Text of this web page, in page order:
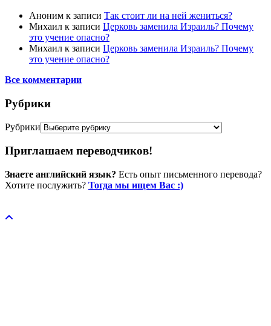
Аноним к записи Так стоит ли на ней жениться?
Михаил к записи Церковь заменила Израиль? Почему
это учение опасно?
Михаил к записи Церковь заменила Израиль? Почему
это учение опасно?
Все комментарии
Рубрики
Рубрики
Приглашаем переводчиков!
Знаете английский язык? Есть опыт письменного перевода?
Хотите послужить? Тогда мы ищем Вас :)